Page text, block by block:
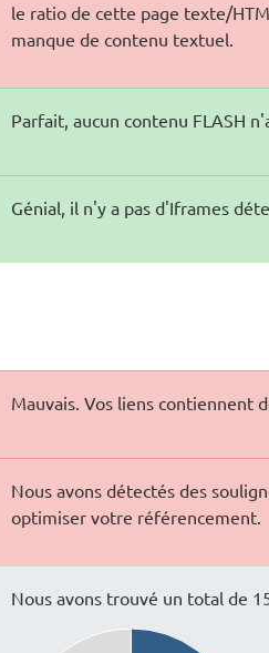
le ratio de cette page texte/
manque de contenu textuel.
Parfait, aucun contenu FLASH
Génial, il n'y a pas d'Iframes
Mauvais. Vos liens contiennent
Nous avons détectés des
optimiser votre référencement.
Nous avons trouvé un total de